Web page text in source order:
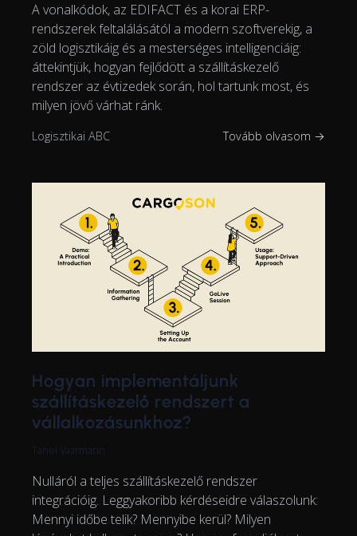
A vonalkódok, az EDIFACT és a korai ERP-
rendszerek feltalálásától a modern szoftverekig, a
zöld logisztikáig és a mesterséges intelligenciáig:
áttekintjük, hogyan fejlődött a szállításkezelő
rendszer az évtizedek során, hol tartunk most, és
milyen jövő várhat ránk.
Logisztikai ABC Tovább olvasom →
Hogyan implementáljunk
szállításkezelő rendszert a
vállalkozásunkhoz?
Tanel Vaarmann
Nulláról a teljes szállításkezelő rendszer
integrációig. Leggyakoribb kérdéseidre válaszolunk:
Mennyi időbe telik? Mennyibe kerül? Milyen